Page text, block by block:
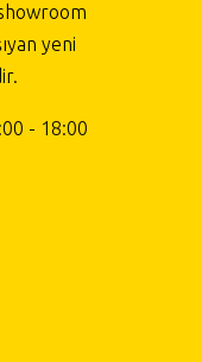
yeni
- 18:00